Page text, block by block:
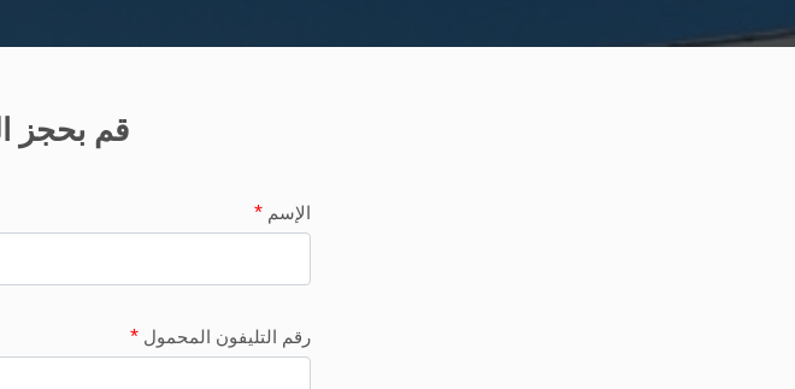
قم بحجز
الإسم *
رقم التليفون المحمول *